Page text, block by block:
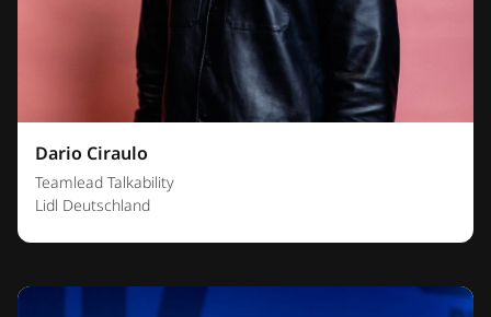
Dario Ciraulo
Teamlead Talkability
Lidl Deutschland